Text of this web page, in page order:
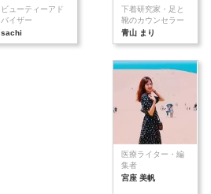
ビューティーアド
バイザー
sachi
下着研究家・足と
靴のカウンセラー
青山 まり
医療ライター・編
集者
宮座 美帆